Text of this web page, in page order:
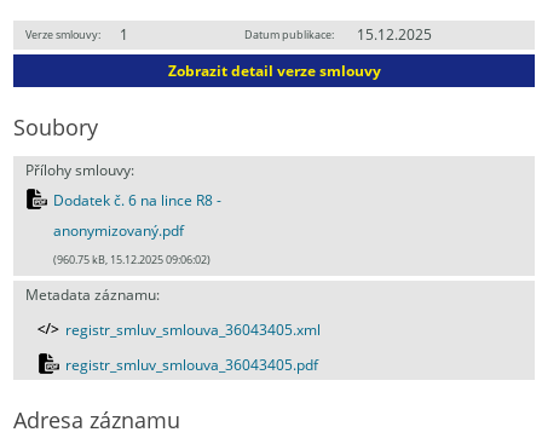
Verze smlouvy: 1 Datum publikace:
15.12.2025
Zobrazit detail verze smlouvy
Soubory
Přílohy smlouvy:
Dodatek č. 6 na lince R8 -
anonymizovaný.pdf
(960.75 kB, 15.12.2025 09:06:02)
Metadata záznamu:
registr_smluv_smlouva_36043405.xml
registr_smluv_smlouva_36043405.pdf
Adresa záznamu